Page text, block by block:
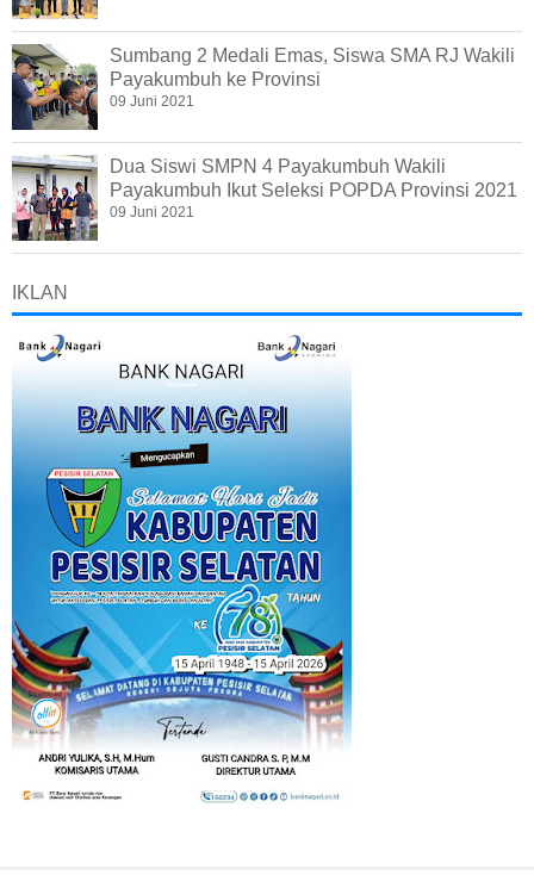
Sumbang 2 Medali Emas, Siswa SMA RJ Wakili
Payakumbuh ke Provinsi
09 Juni 2021
Dua Siswi SMPN 4 Payakumbuh Wakili
Payakumbuh Ikut Seleksi POPDA Provinsi 2021
09 Juni 2021
IKLAN